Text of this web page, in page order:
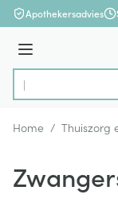
Ga naar de inhoud
Apothekersadvies
Menu
Product, merk,
Home / Thuiszorg